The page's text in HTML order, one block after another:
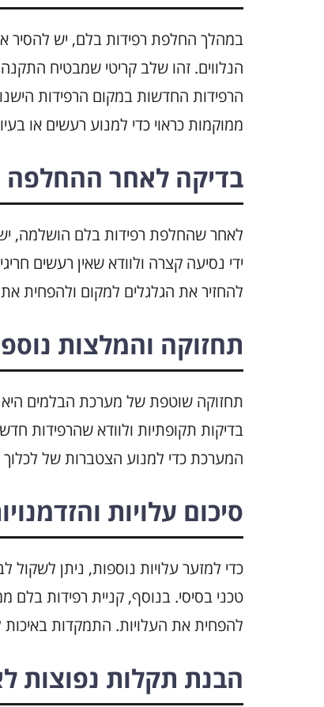
במהלך החלפת רפידות בלם, יש להסיר
הנלווים. זהו שלב קריטי שמבטיח
הרפידות החדשות במקום הרפידות
ממוקמות כראוי כדי למנוע רעשים או
בדיקה לאחר ההחלפה
לאחר שהחלפת רפידות בלם הושלמה,
ידי נסיעה קצרה ולוודא שאין רעשים
להחזיר את הגלגלים למקום ולהפחית
תחזוקה והמלצות
תחזוקה שוטפת של מערכת הבלמים היא
בדיקות תקופתיות ולוודא שהרפידות
המערכת כדי למנוע הצטברות של לכלוך
סיכום עלויות
כדי למזער עלויות נוספות, ניתן
טכני בסיסי. בנוסף, קניית רפידות בלם
להפחית את העלויות. התמקדות
הבנת תקלות נפוצות